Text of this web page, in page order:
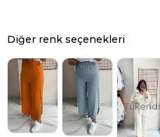
Diğer renk seçenekleri
Tükendi